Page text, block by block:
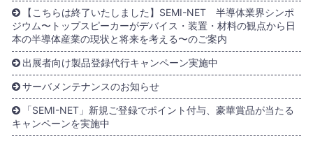
【こちらは終了いたしました】SEMI-NET 半導体業界シンポ
ジウム〜トップスピーカーがデバイス・装置・材料の観点から日
本の半導体産業の現状と将来を考える〜のご案内
出展者向け製品登録代行キャンペーン実施中
サーバメンテナンスのお知らせ
「SEMI-NET」新規ご登録でポイント付与、豪華賞品が当たる
キャンペーンを実施中